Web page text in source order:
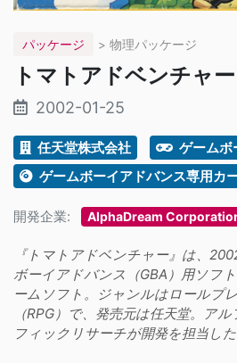
パッケージ > 物理パッケージ
トマトアドベンチャー
2002-01-25
任天堂株式会社
ゲームボ
ゲームボーイアドバンス専用カ
開発企業: AlphaDream
『トマトアドベンチャー』は、
ボーイアドバンス（GBA）用ソフ
ームソフト。ジャンルはロールプ
（RPG）で、発売元は任天堂。ア
フィックリサーチが開発を担当した